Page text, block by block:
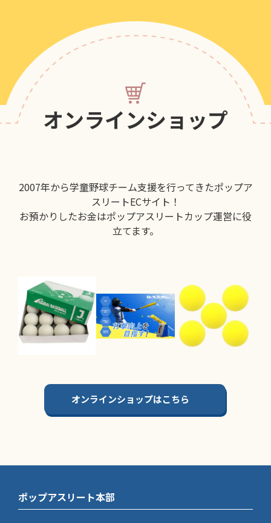
オンラインショップ
2007年から学童野球チーム支援を行ってきたポップア
スリートECサイト！
お預かりしたお金はポップアスリートカップ運営に役
立てます。
オンラインショップはこちら
ポップアスリート本部